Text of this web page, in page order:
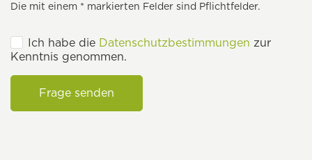
Die mit einem * markierten Felder sind Pflichtfelder.
Ich habe die Datenschutzbestimmungen zur
Kenntnis genommen.
Frage senden